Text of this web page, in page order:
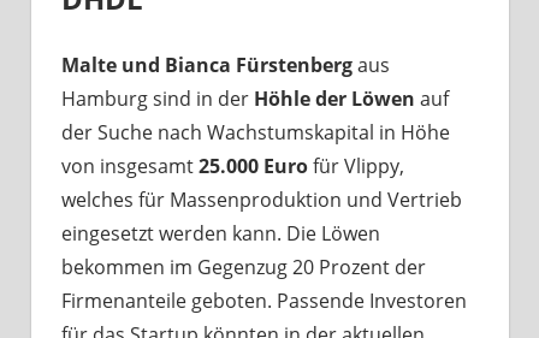
Malte und Bianca Fürstenbergaus
Hamburg sind in der Höhle der Löwen auf
der Suche nach Wachstumskapital in Höhe
von insgesamt25.000 Eurofür Vlippy,
welches für Massenproduktion und Vertrieb
eingesetzt werden kann. Die Löwen
bekommen im Gegenzug 20 Prozent der
Firmenanteile geboten. Passende Investoren